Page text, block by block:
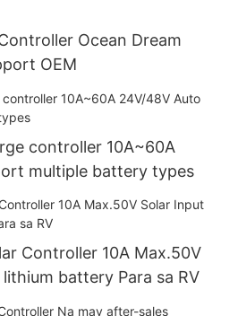
Ocean Dream
OEM
controller 10A~60A
multiple battery types
Controller 10A Max.50V
battery Para sa RV